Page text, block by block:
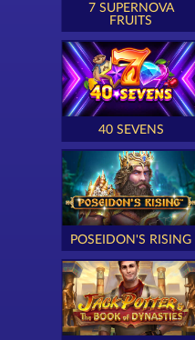
7 SUPERNOVA
FRUITS
40 SEVENS
POSEIDON'S RISING